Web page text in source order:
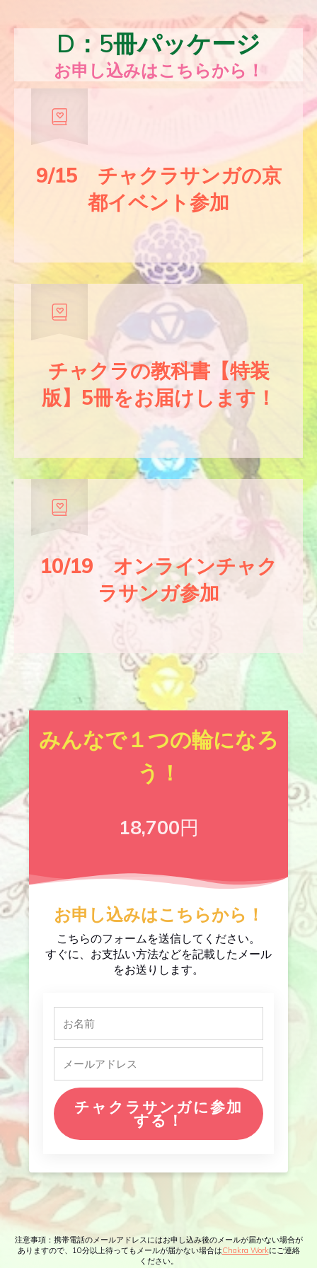
D：5冊パッケージ
お申し込みはこちらから！
9/15 チャクラサンガの京
都イベント参加
チャクラの教科書【特装
版】5冊をお届けします！
10/19 オンラインチャク
ラサンガ参加
みんなで１つの輪になろ
う！
18,700円
お申し込みはこちらから！
こちらのフォームを送信してください。
すぐに、お支払い方法などを記載したメール
をお送りします。
チャクラサンガに参加
する！
注意事項：携帯電話のメールアドレスにはお申し込み後のメールが届かない場合が
ありますので、10分以上待ってもメールが届かない場合はChakra Workにご連絡
ください。